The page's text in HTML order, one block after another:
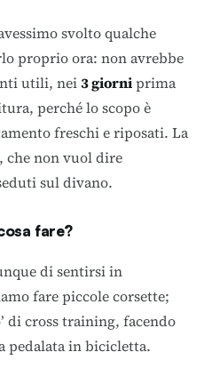
svolto qualche
proprio ora: non avrebbe
utili, nei3 giorniprima
perché lo scopo è
freschi e riposati. La
, che non vuol dire
sul divano.
fare?
di sentirsi in
fare piccole corsette;
dicross training, facendo
pedalata in bicicletta.